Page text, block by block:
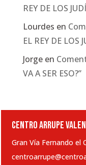
REY DE LOS
Lourdes en
EL REY DE LOS
Jorgeen
VA A SER ESO?”
CENTRO ARRUPE
Gran Vía Fernando el